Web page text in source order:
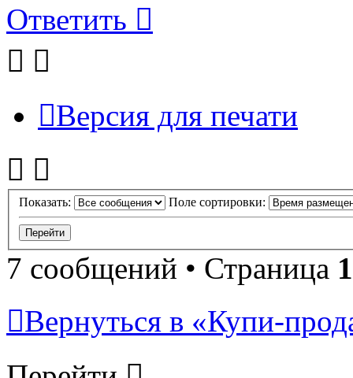
Ответить
Версия для печати
Показать: Поле сортировки:
7 сообщений • Страница 1
Вернуться в «Купи-